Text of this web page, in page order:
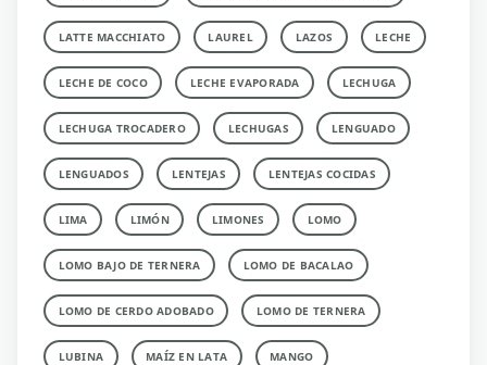
LATTE MACCHIATO LAUREL LAZOS LECHE
LECHE DE COCO LECHE EVAPORADA LECHUGA
LECHUGA TROCADERO LECHUGAS LENGUADO
LENGUADOS LENTEJAS LENTEJAS COCIDAS
LIMA LIMÓN LIMONES LOMO
LOMO BAJO DE TERNERA LOMO DE BACALAO
LOMO DE CERDO ADOBADO LOMO DE TERNERA
LUBINA MAÍZ EN LATA MANGO